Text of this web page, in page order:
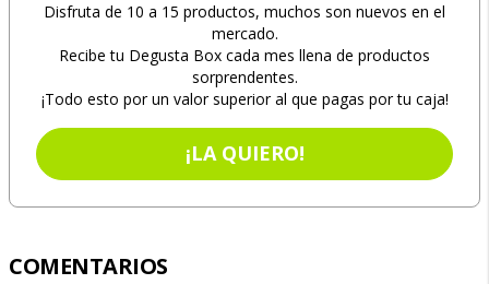
Disfruta de 10 a 15 productos, muchos son nuevos en el
mercado.
Recibe tu Degusta Box cada mes llena de productos
sorprendentes.
¡Todo esto por un valor superior al que pagas por tu caja!
¡LA QUIERO!
COMENTARIOS